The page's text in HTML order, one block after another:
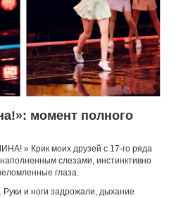
момент полного
» Крик моих друзей с 17-го ряда
слезами, инстинктивно
глаза.
Руки и ноги задрожали, дыхание